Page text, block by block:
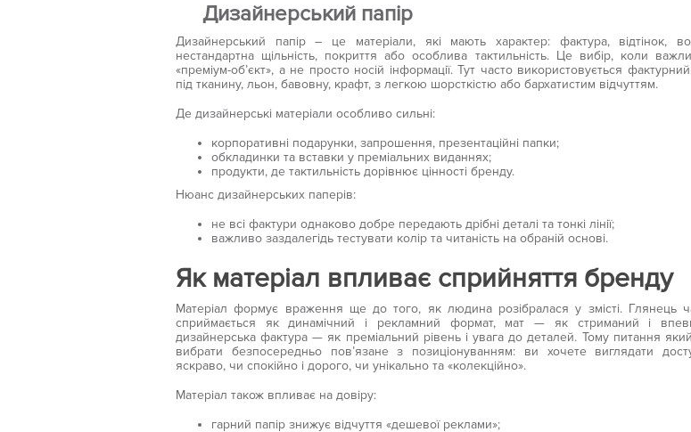
Дизайнерський папір
Дизайнерський папір – це матеріали, які мають характер: фактура, відтінок,
нестандартна щільність, покриття або особлива тактильність. Це вибір, коли
«преміум-об’єкт», а не просто носій інформації. Тут часто використовується
під тканину, льон, бавовну, крафт, з легкою шорсткістю або бархатистим відчуттям.
Де дизайнерські матеріали особливо сильні:
корпоративні подарунки, запрошення, презентаційні папки;
обкладинки та вставки у преміальних виданнях;
продукти, де тактильність дорівнює цінності бренду.
Нюанс дизайнерських паперів:
не всі фактури однаково добре передають дрібні деталі та тонкі лінії;
важливо заздалегідь тестувати колір та читаність на обраній основі.
Як матеріал впливає сприйняття бренду
Матеріал формує враження ще до того, як людина розібралася у змісті. Глянець
сприймається як динамічний і рекламний формат, мат — як стриманий і
дизайнерська фактура — як преміальний рівень і увага до деталей. Тому питання
вибрати безпосередньо пов’язане з позиціонуванням: ви хочете виглядати
яскраво, чи спокійно і дорого, чи унікально та «колекційно».
Матеріал також впливає на довіру:
гарний папір знижує відчуття «дешевої реклами»;